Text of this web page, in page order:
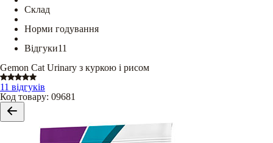
Склад
Норми годування
Відгуки11
Gemon Cat Urinary з куркою і рисом
11 відгуків
Код товару: 09681